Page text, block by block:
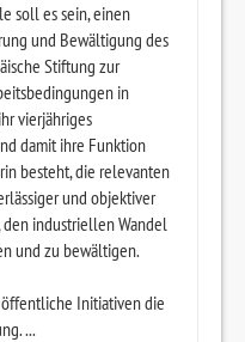
soll es sein, einen
und Bewältigung des
Stiftung zur
in
vierjähriges
damit ihre Funktion
besteht, die relevanten
und objektiver
industriellen Wandel
und zu bewältigen.
Initiativen die
...